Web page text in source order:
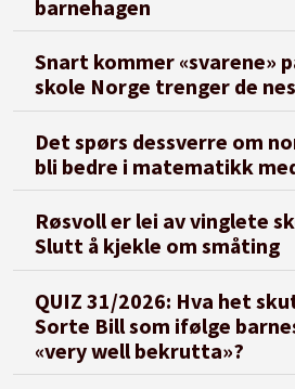
barnehagen
Snart kommer «svarene»
skole Norge trenger de
Det spørs dessverre om
bli bedre i matematikk
Røsvoll er lei av vinglete
Slutt å kjekle om småting
QUIZ 31/2026: Hva het
Sorte Bill som ifølge
«very well bekrutta»?